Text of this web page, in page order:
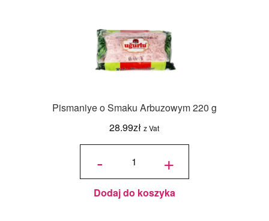
Pismaniye o Smaku Arbuzowym 220 g
28.99zł z Vat
-
ilość
Arbuzowym
220 g +
Dodaj do koszyka